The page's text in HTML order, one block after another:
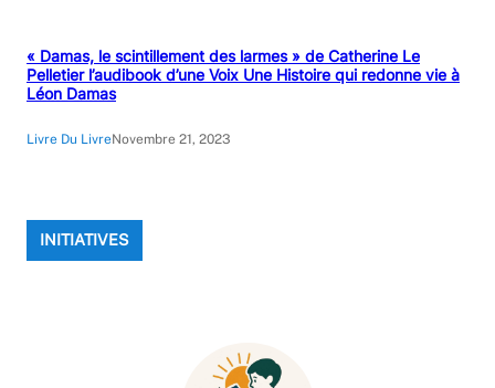
« Damas, le scintillement des larmes » de Catherine Le
Pelletier l’audibook d’une Voix Une Histoire qui redonne vie à
Léon Damas
Livre Du LivreNovembre 21, 2023
INITIATIVES